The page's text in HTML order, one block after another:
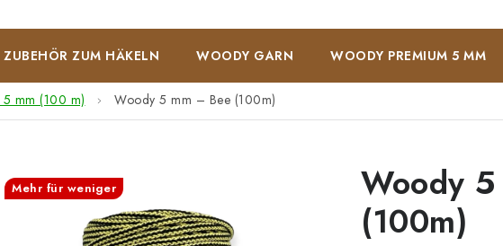
ZUBEHÖR ZUM HÄKELN WOODY GARN WOODY PREMIUM 5 MM
mm (100 m) Woody 5 mm – Bee (100m)
Woody
(100m)
Mehr für weniger